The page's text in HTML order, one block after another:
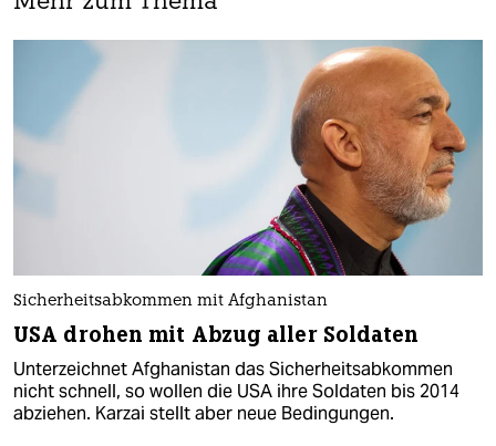
Sicherheitsabkommen mit Afghanistan
USA drohen mit Abzug aller Soldaten
Unterzeichnet Afghanistan das Sicherheitsabkommen
nicht schnell, so wollen die USA ihre Soldaten bis 2014
abziehen. Karzai stellt aber neue Bedingungen.